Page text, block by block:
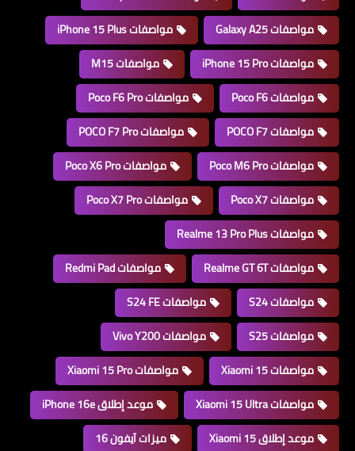
مواصفات Galaxy A25
مواصفات iPhone 15 Plus
مواصفات iPhone 15 Pro
مواصفات M15
مواصفات Poco F6
مواصفات Poco F6 Pro
مواصفات POCO F7
مواصفات POCO F7 Pro
مواصفات Poco M6 Pro
مواصفات Poco X6 Pro
مواصفات Poco X7
مواصفات Poco X7 Pro
مواصفات Realme 13 Pro Plus
مواصفات Realme GT 6T
مواصفات Redmi Pad
مواصفات S24
مواصفات S24 FE
مواصفات S25
مواصفات Vivo Y200
مواصفات Xiaomi 15
مواصفات Xiaomi 15 Pro
مواصفات Xiaomi 15 Ultra
موعد إطلاق iPhone 16e
موعد إطلاق Xiaomi 15
ميزات آيفون 16